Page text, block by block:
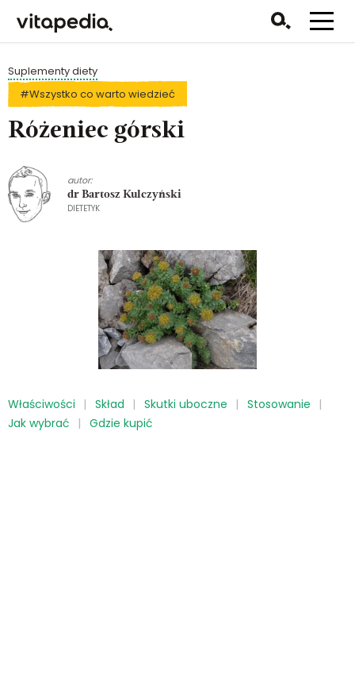
Suplementy diety
#Wszystko co warto wiedzieć
Różeniec górski
autor:
dr Bartosz Kulczyński
DIETETYK
Właściwości Skład Skutki uboczne
Stosowanie
Jak wybrać
Gdzie kupić